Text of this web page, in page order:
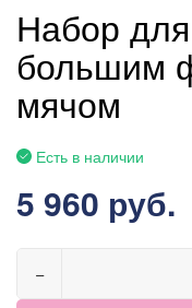
Набор
большим
мячом
Есть в наличии
5 960 руб.
−